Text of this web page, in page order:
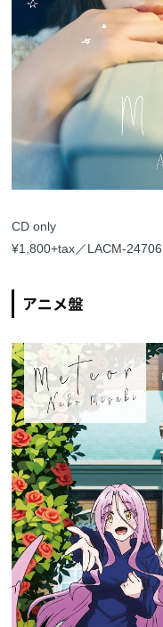
CD only
¥1,800+tax／LACM-24706
アニメ盤